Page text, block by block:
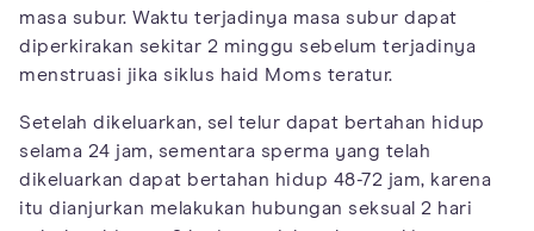
masa subur. Waktu terjadinya masa subur dapat
diperkirakan sekitar 2 minggu sebelum terjadinya
menstruasi jika siklus haid Moms teratur.
Setelah dikeluarkan, sel telur dapat bertahan hidup
selama 24 jam, sementara sperma yang telah
dikeluarkan dapat bertahan hidup 48-72 jam, karena
itu dianjurkan melakukan hubungan seksual 2 hari